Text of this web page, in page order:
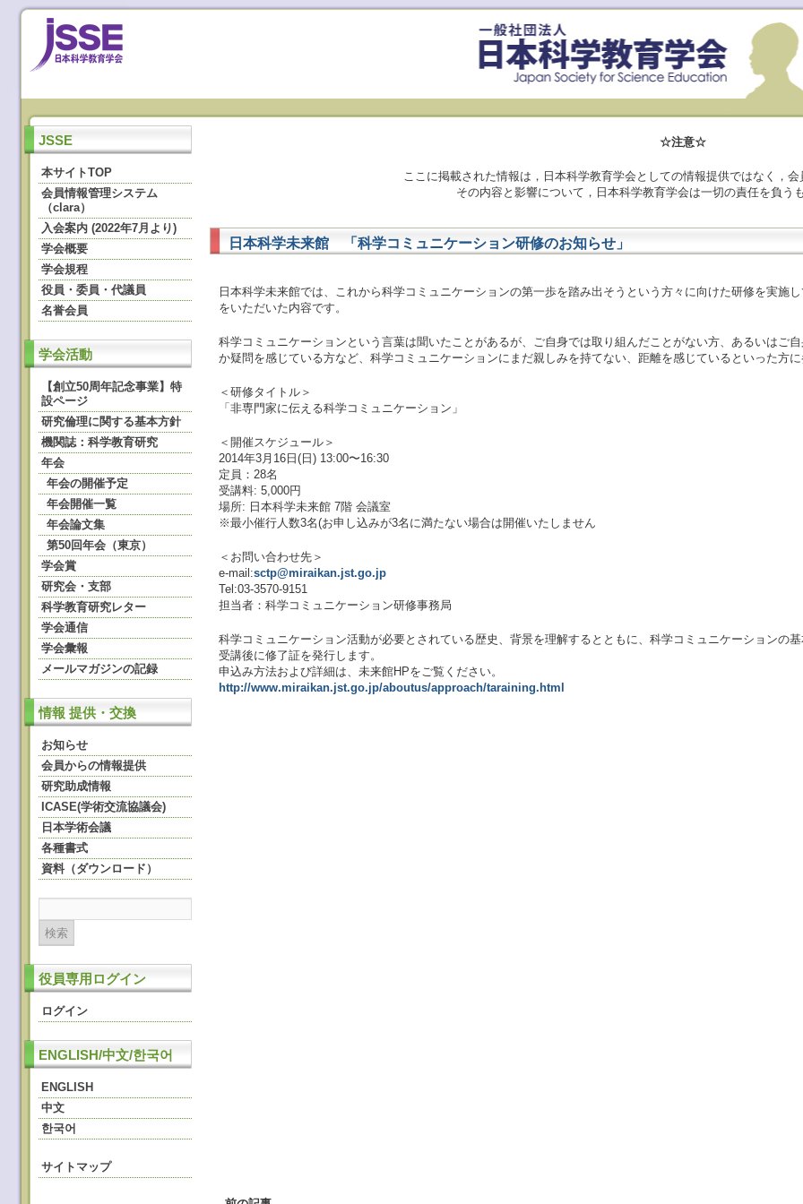
JSSE
本サイトTOP
会員情報管理システム
（clara）
入会案内 (2022年7月より)
学会概要
学会規程
役員・委員・代議員
名誉会員
学会活動
【創立50周年記念事業】特
設ページ
研究倫理に関する基本方針
機関誌：科学教育研究
年会
年会の開催予定
年会開催一覧
年会論文集
第50回年会（東京）
学会賞
研究会・支部
科学教育研究レター
学会通信
学会彙報
メールマガジンの記録
情報 提供・交換
お知らせ
会員からの情報提供
研究助成情報
ICASE(学術交流協議会)
日本学術会議
各種書式
資料（ダウンロード）
役員専用ログイン
ログイン
ENGLISH/中文/한국어
ENGLISH
中文
한국어
サイトマップ
☆注意☆
ここに掲載された情報は，日本科学教育学会としての情報提供ではなく，会
その内容と影響について，日本科学教育学会は一切の責任を負う
日本科学未来館 「科学コミュニケーション研修のお知らせ」
日本科学未来館では、これから科学コミュニケーションの第一歩を踏み出そうという方々に向けた研修を実施
をいただいた内容です。
科学コミュニケーションという言葉は聞いたことがあるが、ご自身では取り組んだことがない方、あるいはご
か疑問を感じている方など、科学コミュニケーションにまだ親しみを持てない、距離を感じているといった方
＜研修タイトル＞
「非専門家に伝える科学コミュニケーション」
＜開催スケジュール＞
2014年3月16日(日) 13:00〜16:30
定員：28名
受講料: 5,000円
場所: 日本科学未来館 7階 会議室
※最小催行人数3名(お申し込みが3名に満たない場合は開催いたしません
＜お問い合わせ先＞
e-mail:sctp@miraikan.jst.go.jp
Tel:03-3570-9151
担当者：科学コミュニケーション研修事務局
科学コミュニケーション活動が必要とされている歴史、背景を理解するとともに、科学コミュニケーションの基
受講後に修了証を発行します。
申込み方法および詳細は、未来館HPをご覧ください。
http://www.miraikan.jst.go.jp/aboutus/approach/taraining.html